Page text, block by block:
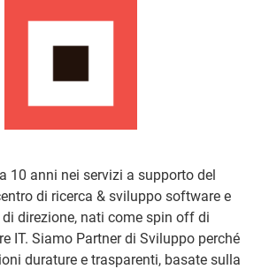
10 anni nei servizi a supporto del
di ricerca & sviluppo software e
direzione, nati come spin off di
IT. Siamo Partner di Sviluppo perché
durature e trasparenti, basate sulla